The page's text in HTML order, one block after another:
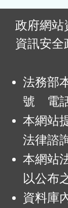
政府網站
資訊安全
法務部
號 電話
本網站
法律諮
本網站
以公布
資料庫